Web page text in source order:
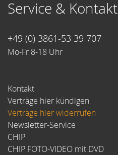
Service & Kontakt
+49 (0) 3861-53 39 707
Mo-Fr 8-18 Uhr
Kontakt
Verträge hier kündigen
Verträge hier widerrufen
Newsletter-Service
CHIP
CHIP FOTO-VIDEO mit DVD